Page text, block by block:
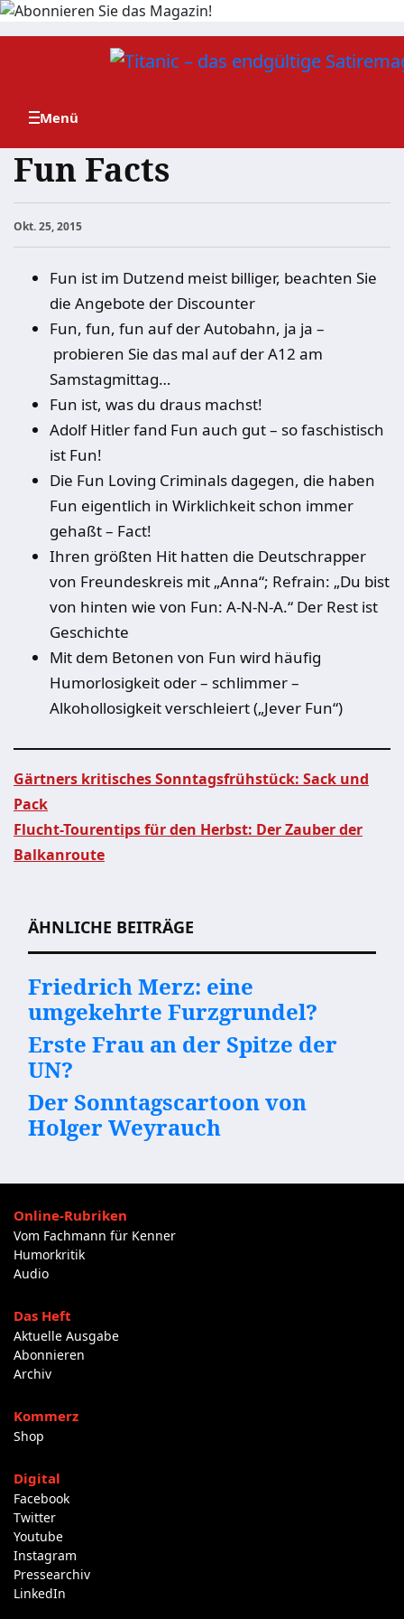
Zum
Fun Facts
Okt. 25, 2015
Fun ist im Dutzend meist billiger, beachten Sie
die Angebote der Discounter
Fun, fun, fun auf der Autobahn, ja ja –
probieren Sie das mal auf der A12 am
Samstagmittag…
Fun ist, was du draus machst!
Adolf Hitler fand Fun auch gut – so faschistisch
ist Fun!
Die Fun Loving Criminals dagegen, die haben
Fun eigentlich in Wirklichkeit schon immer
gehaßt – Fact!
Ihren größten Hit hatten die Deutschrapper
von Freundeskreis mit „Anna“; Refrain: „Du bist
von hinten wie von Fun: A-N-N-A.“ Der Rest ist
Geschichte
Mit dem Betonen von Fun wird häufig
Humorlosigkeit oder – schlimmer –
Alkohollosigkeit verschleiert („Jever Fun“)
Beitragsnavigation
Gärtners kritisches Sonntagsfrühstück: Sack und
Pack
Flucht-Tourentips für den Herbst: Der Zauber der
Balkanroute
ÄHNLICHE BEITRÄGE
Friedrich Merz: eine
umgekehrte Furzgrundel?
Erste Frau an der Spitze der
UN?
Der Sonntagscartoon von
Holger Weyrauch
Online-Rubriken
Vom Fachmann für Kenner
Humorkritik
Audio
Das Heft
Aktuelle Ausgabe
Abonnieren
Archiv
Kommerz
Shop
Digital
Facebook
Twitter
Youtube
Instagram
Pressearchiv
LinkedIn